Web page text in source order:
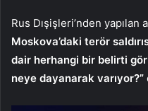
Rus Dışişleri’nden yapılan
Moskova’daki terör
dair herhangi bir belirti
neye dayanarak varıyor?”